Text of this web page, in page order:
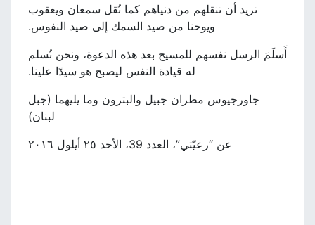
تريد أن تنقلهم من دنياهم كما نُقل سمعان ويعقوب
ويوحنا من صيد السمك إلى صيد النفوس.
أَسلَمَ الرسل نفسهم للمسيح بعد هذه الدعوة، ونحن نُسلم
له قيادة النفس ليصبح هو سيدًا علينا.
جاورجيوس مطران جبيل والبترون وما يليهما (جبل
لبنان)
عن “رعيّتي”، العدد 39، الأحد ٢٥ أيلول ٢٠١٦